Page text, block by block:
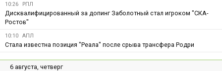
10:26 РПЛ
Дисквалифицированный за допинг Заболотный стал игроком "СКА-
Ростов"
10:10 АПЛ
Стала известна позиция "Реала" после срыва трансфера Родри
6 августа, четверг